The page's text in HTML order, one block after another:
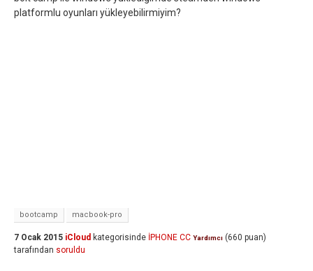
platformlu oyunları yükleyebilirmiyim?
bootcamp macbook-pro
7 Ocak 2015 iCloud kategorisinde İPHONE CC Yardımcı (660 puan)
tarafından soruldu